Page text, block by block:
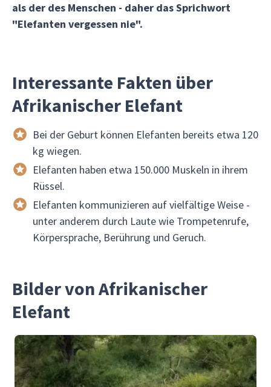
als der des Menschen - daher das Sprichwort
"Elefanten vergessen nie".
Interessante Fakten über
Afrikanischer Elefant
Bei der Geburt können Elefanten bereits etwa 120
kg wiegen.
Elefanten haben etwa 150.000 Muskeln in ihrem
Rüssel.
Elefanten kommunizieren auf vielfältige Weise -
unter anderem durch Laute wie Trompetenrufe,
Körpersprache, Berührung und Geruch.
Bilder von Afrikanischer
Elefant